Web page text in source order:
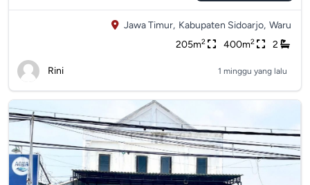
Jawa Timur, Kabupaten Sidoarjo, Waru
205m2 400m2 2
Rini 1 minggu yang lalu